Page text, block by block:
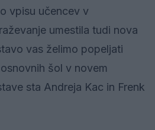
vpisu učencev v
umestila tudi nova
vas želimo popeljati
šol v novem
sta Andreja Kac in Frenk